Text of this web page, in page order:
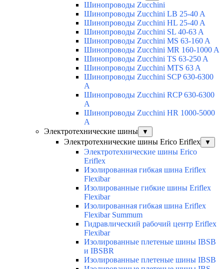
Шинопроводы Zucchini
Шинопроводы Zucchini LB 25-40 A
Шинопроводы Zucchini HL 25-40 A
Шинопроводы Zucchini SL 40-63 A
Шинопроводы Zucchini MS 63-160 A
Шинопроводы Zucchini MR 160-1000 A
Шинопроводы Zucchini TS 63-250 A
Шинопроводы Zucchini MTS 63 A
Шинопроводы Zucchini SCP 630-6300
A
Шинопроводы Zucchini RCP 630-6300
A
Шинопроводы Zucchini HR 1000-5000
A
Электротехнические шины
▼
Электротехнические шины Erico Eriflex ▼
Электротехнические шины Erico
Eriflex
Изолированная гибкая шина Eriflex
Flexibar
Изолированные гибкие шины Eriflex
Flexibar
Изолированная гибкая шина Eriflex
Flexibar Summum
Гидравлический рабочий центр Eriflex
Flexibar
Изолированные плетеные шины IBSB
и IBSBR
Изолированные плетеные шины IBSB